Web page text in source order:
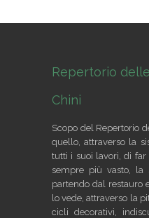
Repertorio
Chini
Scopo del Repertorio
quello, attraverso la
tutti i suoi lavori, di
sempre più vasto, la
partendo dal restauro
lo vede, attraverso la
cicli decorativi,